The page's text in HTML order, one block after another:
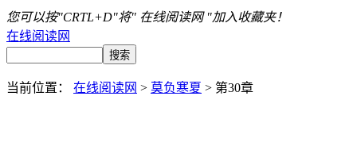
您可以按"CRTL+D"将" 在线阅读网 "加入收藏夹！
在线阅读网
当前位置： 在线阅读网 > 莫负寒夏 > 第30章